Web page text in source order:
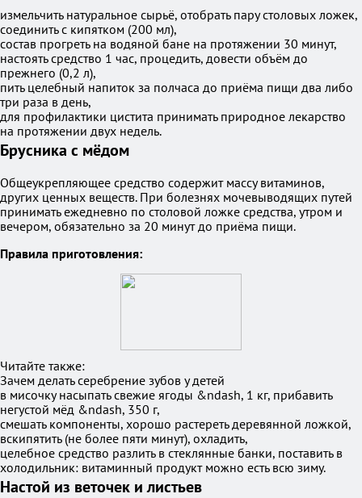
измельчить натуральное сырьё, отобрать пару столовых ложек,
соединить с кипятком (200 мл),
состав прогреть на водяной бане на протяжении 30 минут,
настоять средство 1 час, процедить, довести объём до
прежнего (0,2 л),
пить целебный напиток за полчаса до приёма пищи два либо
три раза в день,
для профилактики цистита принимать природное лекарство
на протяжении двух недель.
Брусника с мёдом
Общеукрепляющее средство содержит массу витаминов,
других ценных веществ. При болезнях мочевыводящих путей
принимать ежедневно по столовой ложке средства, утром и
вечером, обязательно за 20 минут до приёма пищи.
Правила приготовления:
Читайте также:
Зачем делать серебрение зубов у детей
в мисочку насыпать свежие ягоды &ndash, 1 кг, прибавить
негустой мёд &ndash, 350 г,
смешать компоненты, хорошо растереть деревянной ложкой,
вскипятить (не более пяти минут), охладить,
целебное средство разлить в стеклянные банки, поставить в
холодильник: витаминный продукт можно есть всю зиму.
Настой из веточек и листьев